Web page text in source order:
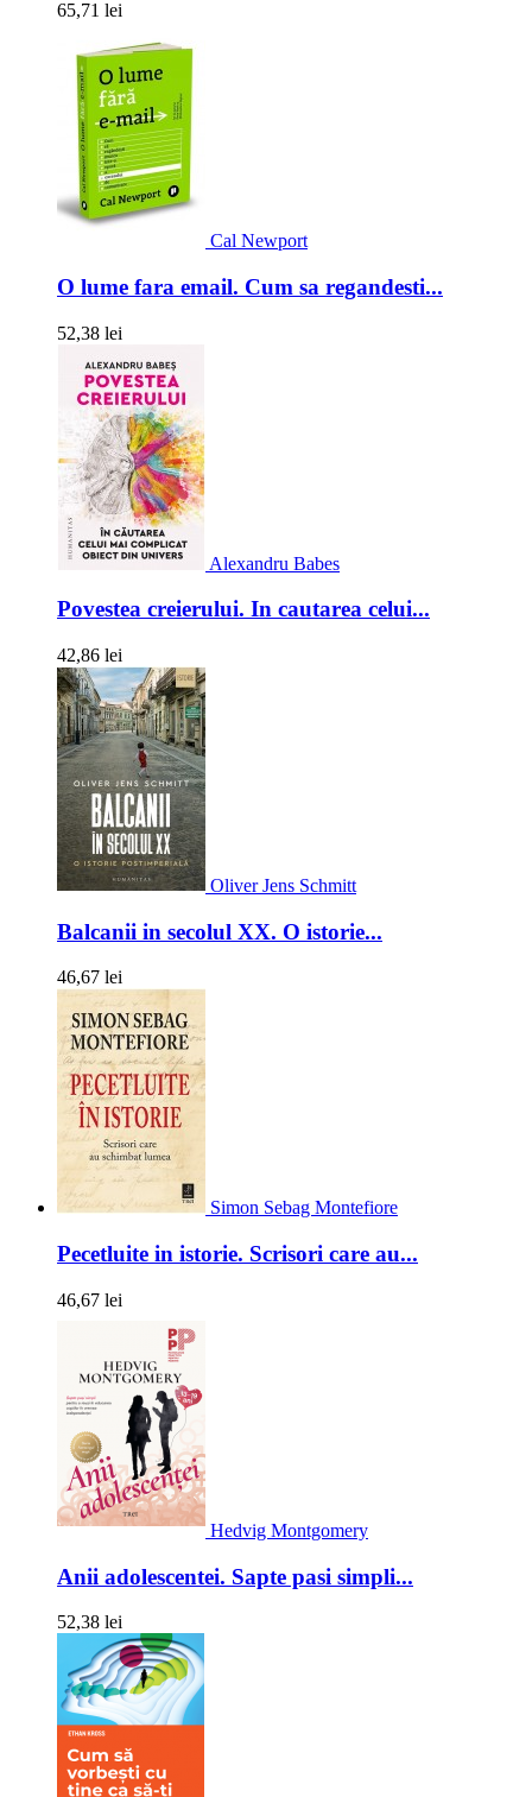
65,71 lei
Cal Newport
O lume fara email. Cum sa regandesti...
52,38 lei
Alexandru Babes
Povestea creierului. In cautarea celui...
42,86 lei
Oliver Jens Schmitt
Balcanii in secolul XX. O istorie...
46,67 lei
Simon Sebag Montefiore
Pecetluite in istorie. Scrisori care au...
46,67 lei
Hedvig Montgomery
Anii adolescentei. Sapte pasi simpli...
52,38 lei